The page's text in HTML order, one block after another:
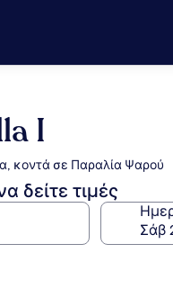
I
κοντά σε Παραλία Ψαρού
δείτε τιμές